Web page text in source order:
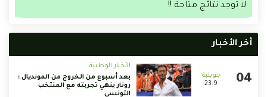
لا توجد نتائج متاحة !!
أخر الأخبار
23:9
الأخبار الوطنية
بعد أسبوع من الخروج من المونديال :
رونار ينهي تجربته مع المنتخب
التونسي